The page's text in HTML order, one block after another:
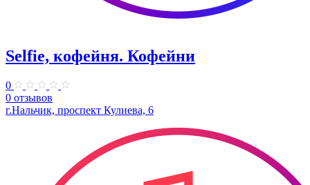
Selfie, кофейня. Кофейни
0
0 отзывов
г.Нальчик, проспект Кулиева, 6